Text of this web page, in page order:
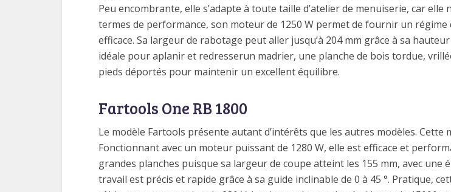
Peu encombrante, elle s’adapte à toute taille d’atelier de menuiserie, car
termes de performance, son moteur de 1250 W permet de fournir un
efficace. Sa largeur de rabotage peut aller jusqu’à 204 mm grâce à sa
idéale pour aplanir et redresserun madrier, une planche de bois tordue,
pieds déportés pour maintenir un excellent équilibre.
Fartools One RB 1800
Le modèle Fartools présente autant d’intérêts que les autres modèles. Cette
Fonctionnant avec un moteur puissant de 1280 W, elle est efficace et
grandes planches puisque sa largeur de coupe atteint les 155 mm, avec une
travail est précis et rapide grâce à sa guide inclinable de 0 à 45 °. Pratique,